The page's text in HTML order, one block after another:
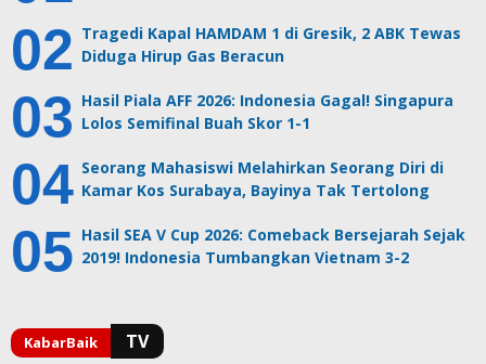
Tragedi Kapal HAMDAM 1 di Gresik, 2 ABK Tewas
Diduga Hirup Gas Beracun
Hasil Piala AFF 2026: Indonesia Gagal! Singapura
Lolos Semifinal Buah Skor 1-1
Seorang Mahasiswi Melahirkan Seorang Diri di
Kamar Kos Surabaya, Bayinya Tak Tertolong
Hasil SEA V Cup 2026: Comeback Bersejarah Sejak
2019! Indonesia Tumbangkan Vietnam 3-2